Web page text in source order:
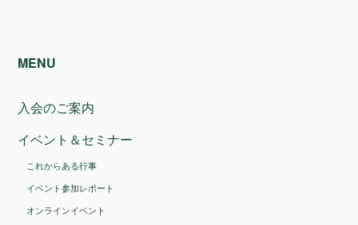
MENU
入会のご案内
イベント＆セミナー
これからある行事
イベント参加レポート
オンラインイベント